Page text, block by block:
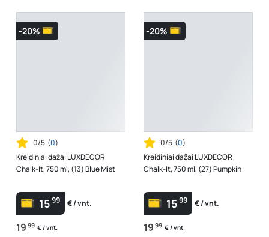
-20%
0/5 (0)
Kreidiniai dažai LUXDECOR
Chalk-It, 750 ml, (13) Blue Mist
1599 € / vnt.
19 99 € / vnt.
-20%
0/5 (0)
Kreidiniai dažai LUXDECOR
Chalk-It, 750 ml, (27) Pumpkin
1599 € / vnt.
19 99 € / vnt.